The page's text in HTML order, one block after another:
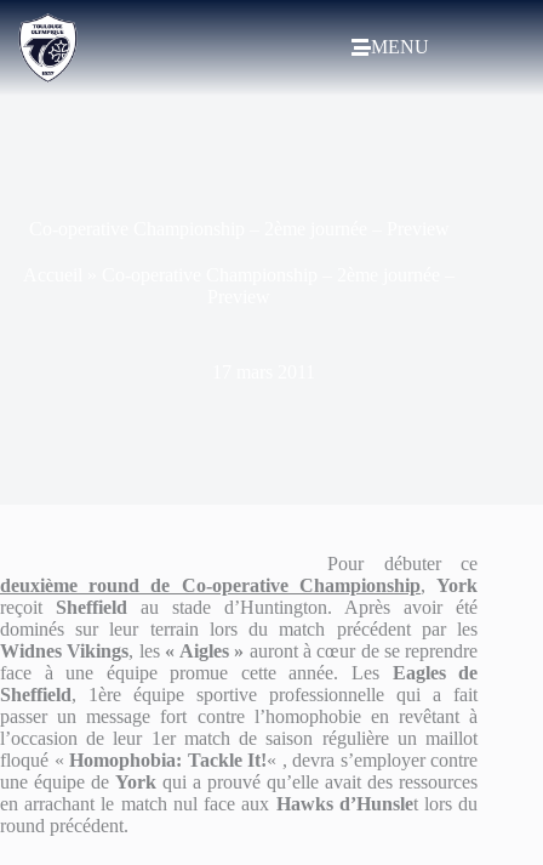
MENU
Pour débuter ce
deuxième round de Co-operative Championship,York
reçoit Sheffieldau stade d’Huntington. Après avoir été
dominés sur leur terrain lors du match précédent par les
Widnes Vikings, les « Aigles » auront à cœur de se reprendre
face à une équipe promue cette année. Les Eagles de
Sheffield, 1ère équipe sportive professionnelle qui a fait
passer un message fort contre l’homophobie en revêtant à
l’occasion de leur 1er match de saison régulière un maillot
floqué «Homophobia: Tackle It!« , devra s’employer contre
une équipe deYork qui a prouvé qu’elle avait des ressources
en arrachant le match nul face aux Hawks d’Hunslet lors du
round précédent.